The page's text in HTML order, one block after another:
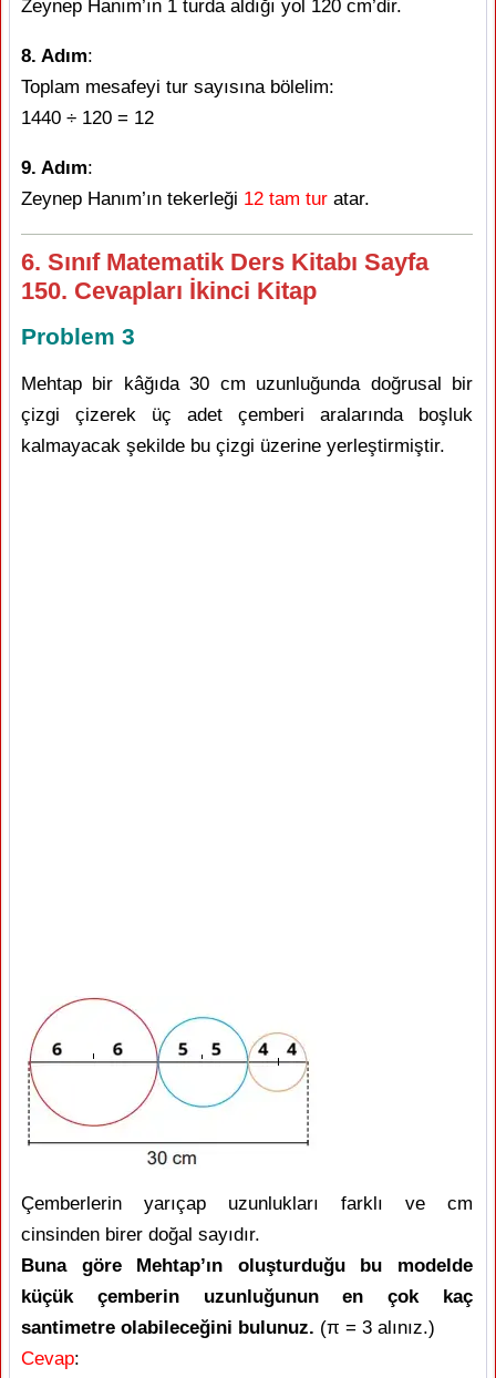
Zeynep Hanım’ın 1 turda aldığı yol 120 cm’dir.
8. Adım:
Toplam mesafeyi tur sayısına bölelim:
1440 ÷ 120 = 12
9. Adım:
Zeynep Hanım’ın tekerleği 12 tam tur atar.
6. Sınıf Matematik Ders Kitabı Sayfa
150. Cevapları İkinci Kitap
Problem 3
Mehtap bir kâğıda 30 cm uzunluğunda doğrusal bir
çizgi çizerek üç adet çemberi aralarında boşluk
kalmayacak şekilde bu çizgi üzerine yerleştirmiştir.
Çemberlerin yarıçap uzunlukları farklı ve cm
cinsinden birer doğal sayıdır.
Buna göre Mehtap’ın oluşturduğu bu modelde
küçük çemberin uzunluğunun en çok kaç
santimetre olabileceğini bulunuz. (π = 3 alınız.)
Cevap: